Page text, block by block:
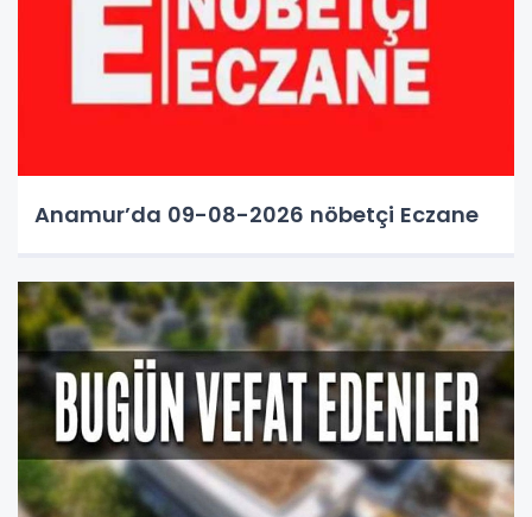
Anamur’da 09-08-2026 nöbetçi Eczane